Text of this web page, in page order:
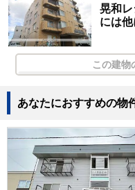
晃和
には
この建物
あなたにおすすめの物